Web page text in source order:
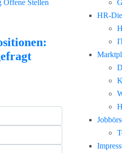
Offene Stellen
HR-